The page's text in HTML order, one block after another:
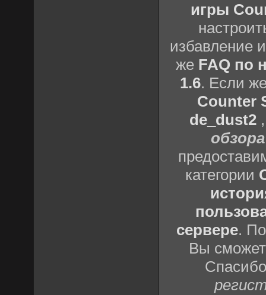
игры
избавление
же FAQ по
1.6. Если
Counter
de_dust2
категории
сервере.
Вы